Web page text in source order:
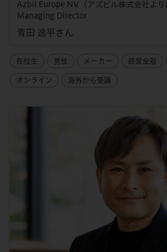
Azbil Europe NV（アズビル株式会社より
Managing Director
青田 逸平さん
在校生 男性 メーカー 経営全般
オンライン 海外から受講